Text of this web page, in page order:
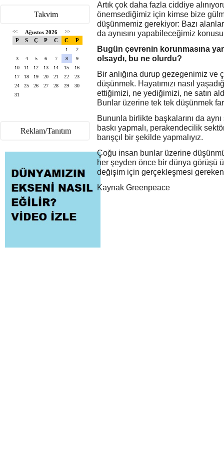
Takvim
<< Ağustos 2026 >>
P S Ç P C C P
1
2
3
4 5 6 7 8
9
10
11 12 13 14 15
16
17
18 19 20 21 22
23
24
25 26 27 28 29
30
31
Reklam/Tanıtım
Artık çok daha fazla ciddiye
önemsediğimiz için kimse bize
düşünmemiz gerekiyor: Bazı
da aynısını yapabileceğimiz
Bugün çevrenin korunmasına
olsaydı, bu ne olurdu?
Bir anlığına durup gezegenimiz ve
düşünmek. Hayatımızı nasıl
ettiğimizi, ne yediğimizi, ne satın
Bunlar üzerine tek tek düşünmek
Bununla birlikte başkalarını da
baskı yapmalı, perakendecilik
barışçıl bir şekilde yapmalıyız.
Çoğu insan bunlar üzerine
her şeyden önce bir dünya görüşü
değişim için gerçekleşmesi
Kaynak Greenpeace